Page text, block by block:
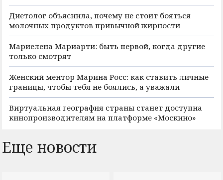
Диетолог объяснила, почему не стоит бояться
молочных продуктов привычной жирности
Мариелена Мариарти: быть первой, когда другие
только смотрят
Женский ментор Марина Росс: как ставить личные
границы, чтобы тебя не боялись, а уважали
Виртуальная география страны станет доступна
кинопроизводителям на платформе «Москино»
Еще новости